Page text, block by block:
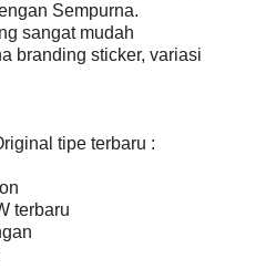
Sempurna.
sangat mudah
branding sticker, variasi
tipe terbaru :
terbaru